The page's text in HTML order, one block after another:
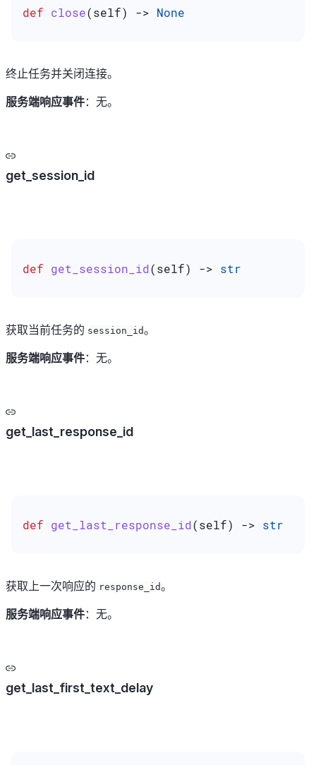
def close(self) -> None
终止任务并关闭连接。
服务端响应事件：无。
get_session_id
def get_session_id(self) -> str
获取当前任务的 session_id。
服务端响应事件：无。
get_last_response_id
def get_last_response_id(self) -> str
获取上一次响应的 response_id。
服务端响应事件：无。
get_last_first_text_delay